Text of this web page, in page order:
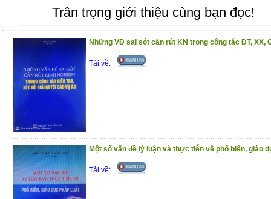
Trân trọng giới thiệu cùng bạn đọc!
Những VĐ sai sót cần rút KN trong công tác ĐT, XX,
Tải về:
Một số vấn đề lý luận và thực tiễn về phổ biến, giáo
Tải về: